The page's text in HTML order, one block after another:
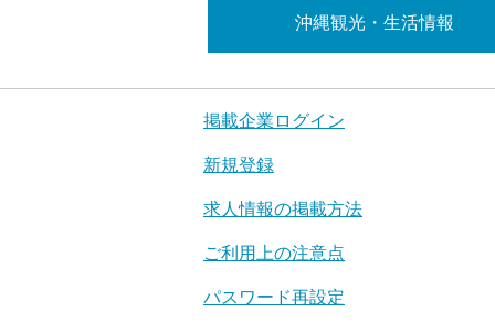
沖縄観光・生活情報
掲載企業ログイン
新規登録
求人情報の掲載方法
ご利用上の注意点
パスワード再設定